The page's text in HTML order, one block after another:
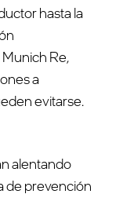
hasta la
Re,
a
evitarse.
alentando
de prevención